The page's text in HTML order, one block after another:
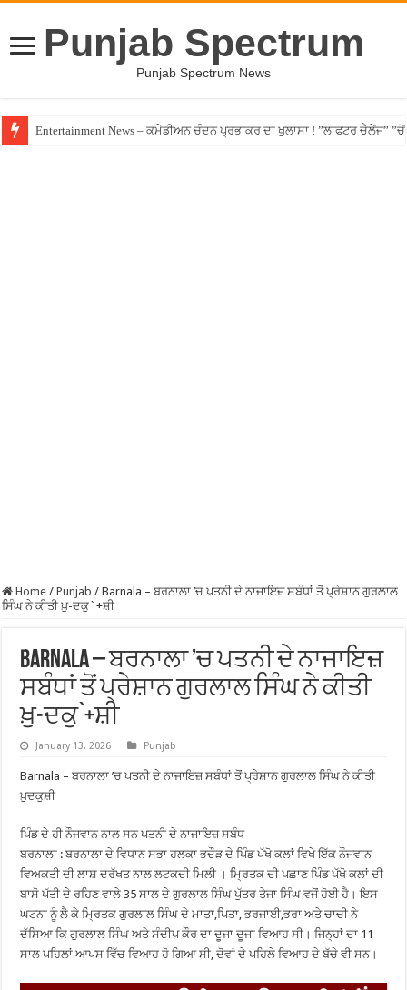
Punjab Spectrum
Punjab Spectrum News
Entertainment News – ਕਮੇਡੀਅਨ ਚੰਦਨ ਪ੍ਰਭਾਕਰ ਦਾ ਖੁਲਾਸਾ ! ”ਲਾਫਟਰ ਚੈਲੇਂਜ”
Home / Punjab / Barnala – ਬਰਨਾਲਾ ’ਚ ਪਤਨੀ ਦੇ ਨਾਜਾਇਜ਼ ਸਬੰਧਾਂ ਤੋਂ ਪ੍ਰੇਸ਼ਾਨ ਗੁਰਲਾਲ
ਸਿੰਘ ਨੇ ਕੀਤੀ ਖ਼ੁ-ਦਕੁ`+ਸ਼ੀ
Barnala – ਬਰਨਾਲਾ ’ਚ ਪਤਨੀ ਦੇ ਨਾਜਾਇਜ਼
ਸਬੰਧਾਂ ਤੋਂ ਪ੍ਰੇਸ਼ਾਨ ਗੁਰਲਾਲ ਸਿੰਘ ਨੇ ਕੀਤੀ
ਖ਼ੁ-ਦਕੁ`+ਸ਼ੀ
January 13, 2026 Punjab
Barnala – ਬਰਨਾਲਾ ’ਚ ਪਤਨੀ ਦੇ ਨਾਜਾਇਜ਼ ਸਬੰਧਾਂ ਤੋਂ ਪ੍ਰੇਸ਼ਾਨ ਗੁਰਲਾਲ ਸਿੰਘ ਨੇ ਕੀਤੀ
ਖ਼ੁਦਕੁਸ਼ੀ
ਪਿੰਡ ਦੇ ਹੀ ਨੌਜਵਾਨ ਨਾਲ ਸਨ ਪਤਨੀ ਦੇ ਨਾਜਾਇਜ਼ ਸਬੰਧ
ਬਰਨਾਲਾ : ਬਰਨਾਲਾ ਦੇ ਵਿਧਾਨ ਸਭਾ ਹਲਕਾ ਭਦੌੜ ਦੇ ਪਿੰਡ ਪੱਖੋ ਕਲਾਂ ਵਿਖੇ ਇੱਕ ਨੌਜਵਾਨ
ਵਿਅਕਤੀ ਦੀ ਲਾਸ਼ ਦਰੱਖਤ ਨਾਲ ਲਟਕਦੀ ਮਿਲੀ । ਮ੍ਰਿਤਕ ਦੀ ਪਛਾਣ ਪਿੰਡ ਪੱਖੋ ਕਲਾਂ ਦੀ
ਬਾਸੋ ਪੱਤੀ ਦੇ ਰਹਿਣ ਵਾਲੇ 35 ਸਾਲ ਦੇ ਗੁਰਲਾਲ ਸਿੰਘ ਪੁੱਤਰ ਤੇਜਾ ਸਿੰਘ ਵਜੋਂ ਹੋਈ ਹੈ। ਇਸ
ਘਟਨਾ ਨੂੰ ਲੈ ਕੇ ਮ੍ਰਿਤਕ ਗੁਰਲਾਲ ਸਿੰਘ ਦੇ ਮਾਤਾ,ਪਿਤਾ, ਭਰਜਾਈ,ਭਰਾ ਅਤੇ ਚਾਚੀ ਨੇ
ਦੱਸਿਆ ਕਿ ਗੁਰਲਾਲ ਸਿੰਘ ਅਤੇ ਸੰਦੀਪ ਕੌਰ ਦਾ ਦੂਜਾ ਦੂਜਾ ਵਿਆਹ ਸੀ। ਜਿਨ੍ਹਾਂ ਦਾ 11
ਸਾਲ ਪਹਿਲਾਂ ਆਪਸ ਵਿੱਚ ਵਿਆਹ ਹੋ ਗਿਆ ਸੀ, ਦੋਵਾਂ ਦੇ ਪਹਿਲੇ ਵਿਆਹ ਦੇ ਬੱਚੇ ਵੀ ਸਨ।